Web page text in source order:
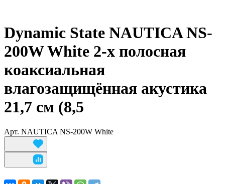
Dynamic State NAUTICA NS-
200W White 2-х полосная
коаксиальная
влагозащищённая акустика
21,7 см (8,5
Арт. NAUTICA NS-200W White